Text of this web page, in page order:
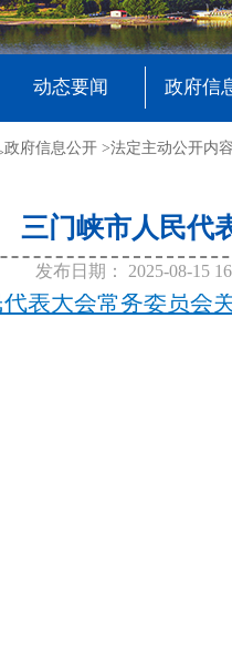
动态要闻 政府信
政府信息公开 >法定主动公开内
三门峡市人民代
发布日期： 2025-08-15
表大会常务委员会